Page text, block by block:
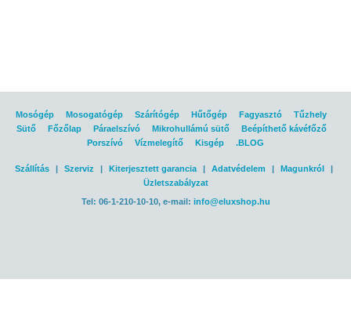
Mosógép Mosogatógép Szárítógép Hűtőgép Fagyasztó
Tűzhely
Sütő
Főzőlap Páraelszívó Mikrohullámú sütő
Beépíthető kávéfőző
Porszívó
Vízmelegítő Kisgép .BLOG
Szállítás | Szerviz | Kiterjesztett garancia | Adatvédelem | Magunkról
|
Üzletszabályzat
Tel: 06-1-210-10-10, e-mail: info@eluxshop.hu